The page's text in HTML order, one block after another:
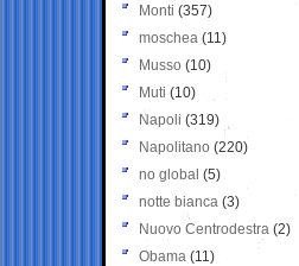
Monti (357)
moschea (11)
Musso (10)
Muti (10)
Napoli (319)
Napolitano (220)
no global (5)
notte bianca (3)
Nuovo Centrodestra (2)
Obama (11)